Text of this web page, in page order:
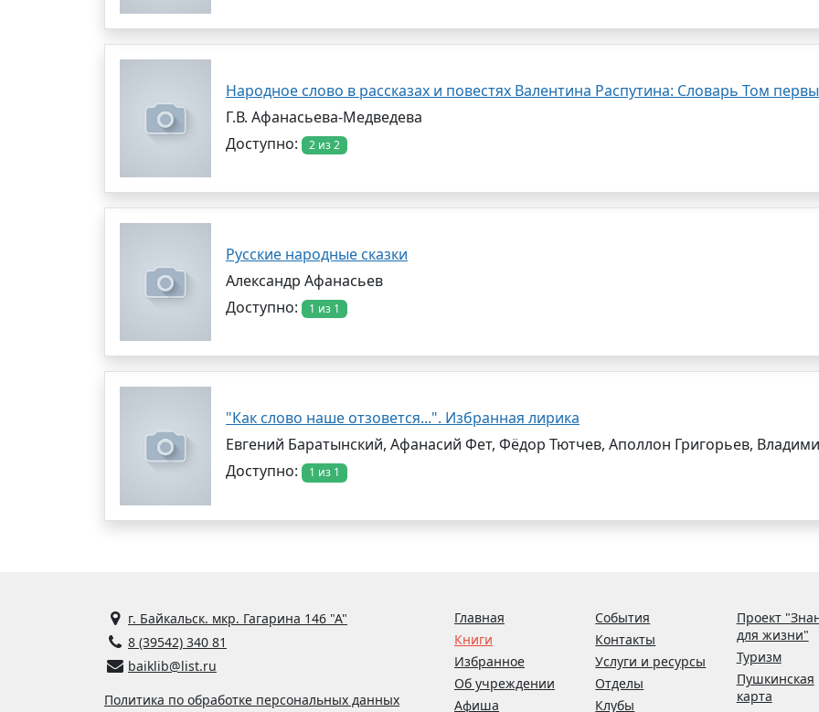
Народное слово в рассказах и повестях Валентина Распутина: Словарь Том
Г.В. Афанасьева-Медведева
Доступно:
2 из 2
Русские народные сказки
Александр Афанасьев
Доступно:
1 из 1
"Как слово наше отзовется...". Избранная лирика
Евгений Баратынский, Афанасий Фет, Фёдор Тютчев, Аполлон Григорьев,
Доступно:
1 из 1
г. Байкальск. мкр. Гагарина 146 "А"
8 (39542) 340 81
baiklib@list.ru
Политика по обработке персональных данных
Главная
Книги
Избранное
Об учреждении
Афиша
События
Контакты
Услуги и ресурсы
Отделы
Клубы
Проект
для жизни"
Туризм
Пушкинская
карта